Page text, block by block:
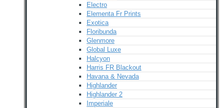
Electro
Elementa Fr Prints
Exotica
Floribunda
Glenmore
Global Luxe
Halcyon
Harris FR Blackout
Havana & Nevada
Highlander
Highlander 2
Imperiale